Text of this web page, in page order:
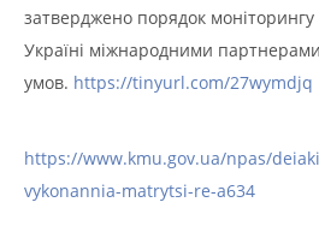
затверджено порядок
Україні міжнародними
умов. https://tinyurl.com/27wymdjq
https://www.kmu.gov.ua/npas/
vykonannia-matrytsi-re-a634